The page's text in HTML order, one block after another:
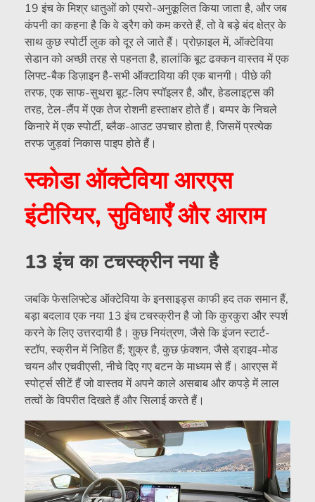
19 इंच के मिश्र धातुओं को एयरो-अनुकूलित किया जाता है, और जब
कंपनी का कहना है कि वे ड्रैग को कम करते हैं, तो वे बड़े बंद क्षेत्र के
साथ कुछ स्पोर्टी लुक को दूर ले जाते हैं। प्रोफ़ाइल में, ऑक्टेविया
सेडान को अच्छी तरह से पहनता है, हालांकि बूट ढक्कन वास्तव में एक
लिफ्ट-बैक डिज़ाइन है-सभी ऑक्टाविया की एक बानगी। पीछे की
तरफ, एक साफ-सुथरा बूट-लिप स्पॉइलर है, और, हेडलाइट्स की
तरह, टेल-लैंप में एक तेज रोशनी हस्ताक्षर होते हैं। बम्पर के निचले
किनारे में एक स्पोर्टी, ब्लैक-आउट उपचार होता है, जिसमें प्रत्येक
तरफ जुड़वां निकास पाइप होते हैं।
स्कोडा ऑक्टेविया आरएस
इंटीरियर, सुविधाएँ और आराम
13 इंच का टचस्क्रीन नया है
जबकि फेसलिफ्टेड ऑक्टेविया के इनसाइड्स काफी हद तक समान हैं,
बड़ा बदलाव एक नया 13 इंच टचस्क्रीन है जो कि कुरकुरा और स्पर्श
करने के लिए उत्तरदायी है। कुछ नियंत्रण, जैसे कि इंजन स्टार्ट-
स्टॉप, स्क्रीन में निहित हैं; शुक्र है, कुछ फ़ंक्शन, जैसे ड्राइव-मोड
चयन और एचवीएसी, नीचे दिए गए बटन के माध्यम से हैं। आरएस में
स्पोर्ट्स सीटें हैं जो वास्तव में अपने काले असबाब और कपड़े में लाल
तत्वों के विपरीत दिखते हैं और सिलाई करते हैं।